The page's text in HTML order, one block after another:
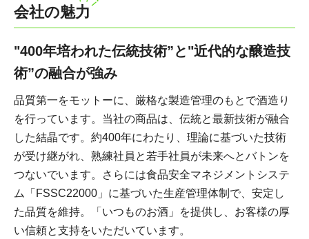
会社の魅力
"400年培われた伝統技術”と"近代的な醸造技
術”の融合が強み
品質第一をモットーに、厳格な製造管理のもとで酒造り
を行っています。当社の商品は、伝統と最新技術が融合
した結晶です。約400年にわたり、理論に基づいた技術
が受け継がれ、熟練社員と若手社員が未来へとバトンを
つないでいます。さらには食品安全マネジメントシステ
ム「FSSC22000」に基づいた生産管理体制で、安定し
た品質を維持。「いつものお酒」を提供し、お客様の厚
い信頼と支持をいただいています。